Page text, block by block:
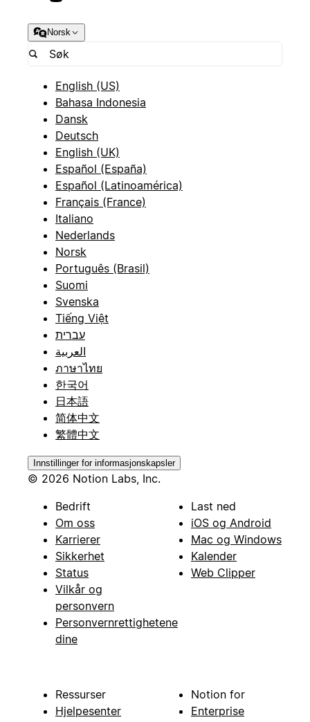
Norsk
English (US)
Bahasa Indonesia
Dansk
Deutsch
English (UK)
Español (España)
Español (Latinoamérica)
Français (France)
Italiano
Nederlands
Norsk
Português (Brasil)
Suomi
Svenska
Tiếng Việt
עברית
العربية
ภาษาไทย
한국어
日本語
简体中文
繁體中文
Innstillinger for informasjonskapsler
© 2026 Notion Labs, Inc.
Bedrift
Om oss
Karrierer
Sikkerhet
Status
Vilkår og
personvern
Personvernrettighetene
dine
Last ned
iOS og Android
Mac og Windows
Kalender
Web Clipper
Ressurser
Hjelpesenter
Notion for
Enterprise